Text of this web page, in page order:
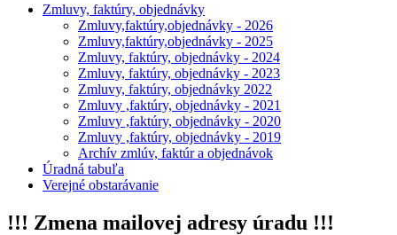
Zmluvy, faktúry, objednávky
Zmluvy,faktúry,objednávky - 2026
Zmluvy,faktúry,objednávky - 2025
Zmluvy, faktúry, objednávky - 2024
Zmluvy, faktúry, objednávky - 2023
Zmluvy, faktúry, objednávky 2022
Zmluvy ,faktúry, objednávky - 2021
Zmluvy ,faktúry, objednávky - 2020
Zmluvy ,faktúry, objednávky - 2019
Archív zmlúv, faktúr a objednávok
Úradná tabuľa
Verejné obstarávanie
!!! Zmena mailovej adresy úradu !!!